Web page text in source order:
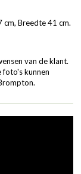
cm, Breedte 41 cm.
van de klant.
foto's kunnen